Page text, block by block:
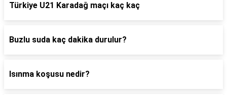
Türkiye U21 Karadağ maçı kaç kaç
Buzlu suda kaç dakika durulur?
Isınma koşusu nedir?